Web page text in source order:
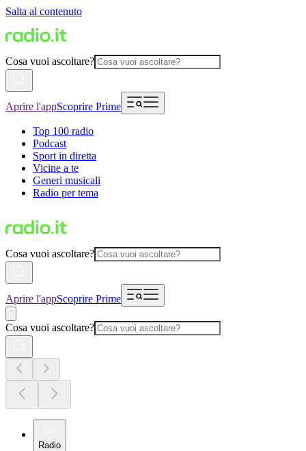
Salta al contenuto
Cosa vuoi ascoltare?
Aprire l'appScoprire Prime
Top 100 radio
Podcast
Sport in diretta
Vicine a te
Generi musicali
Radio per tema
Cosa vuoi ascoltare?
Aprire l'appScoprire Prime
Cosa vuoi ascoltare?
Radio